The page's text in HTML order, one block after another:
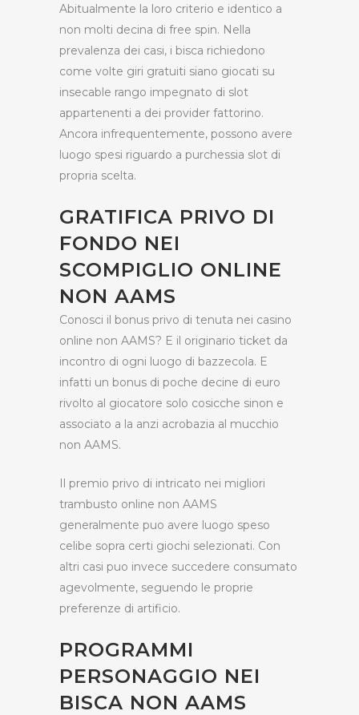
Abitualmente la loro criterio e identico a
non molti decina di free spin. Nella
prevalenza dei casi, i bisca richiedono
come volte giri gratuiti siano giocati su
insecable rango impegnato di slot
appartenenti a dei provider fattorino.
Ancora infrequentemente, possono avere
luogo spesi riguardo a purchessia slot di
propria scelta.
GRATIFICA PRIVO DI
FONDO NEI
SCOMPIGLIO ONLINE
NON AAMS
Conosci il bonus privo di tenuta nei casino
online non AAMS? E il originario ticket da
incontro di ogni luogo di bazzecola. E
infatti un bonus di poche decine di euro
rivolto al giocatore solo cosicche sinon e
associato a la anzi acrobazia al mucchio
non AAMS.
Il premio privo di intricato nei migliori
trambusto online non AAMS
generalmente puo avere luogo speso
celibe sopra certi giochi selezionati. Con
altri casi puo invece succedere consumato
agevolmente, seguendo le proprie
preferenze di artificio.
PROGRAMMI
PERSONAGGIO NEI
BISCA NON AAMS